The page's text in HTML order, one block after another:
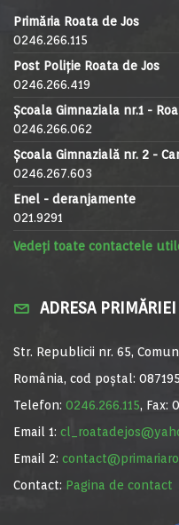
Primăria Roata de Jos
0246.266.115
Post Poliție Roata de Jos
0246.266.419
Școala Gimnaziala nr.1 -
0246.266.062
Școala Gimnazială nr. 2 -
0246.267.603
Enel - deranjamente
021.9291
Vedeți toate contactele
ADRESA
Str. Republicii nr. 65,
România, cod poștal:
Telefon: 0246.266.115, Fax:
Email 1:
Email 2:
Contact: Pagina de contact